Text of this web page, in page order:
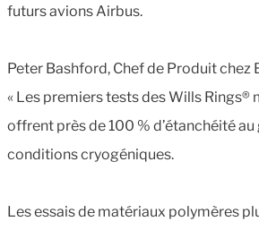
futurs avions Airbus.
Peter Bashford, Chef de Produit chez
« Les premiers tests des Wills Rings®
offrent près de 100 % d’étanchéité au
conditions cryogéniques.
Les essais de matériaux polymères